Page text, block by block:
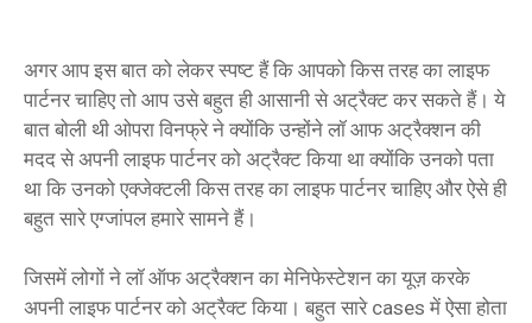
अगर आप इस बात को लेकर स्पष्ट हैं कि आपको किस तरह का लाइफ
पार्टनर चाहिए तो आप उसे बहुत ही आसानी से अट्रैक्ट कर सकते हैं। ये
बात बोली थी ओपरा विनफ्रे ने क्योंकि उन्होंने लॉ आफ अट्रैक्शन की
मदद से अपनी लाइफ पार्टनर को अट्रैक्ट किया था क्योंकि उनको पता
था कि उनको एक्जेक्टली किस तरह का लाइफ पार्टनर चाहिए और ऐसे ही
बहुत सारे एग्जांपल हमारे सामने हैं।
जिसमें लोगों ने लॉ ऑफ अट्रैक्शन का मेनिफेस्टेशन का यूज़ करके
अपनी लाइफ पार्टनर को अट्रैक्ट किया। बहुत सारे cases में ऐसा होता